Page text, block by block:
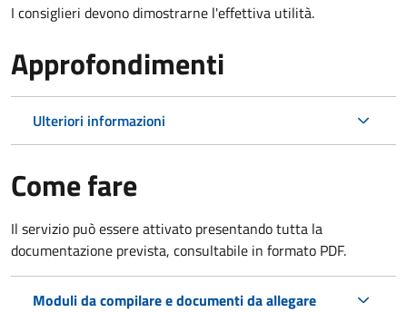
I consiglieri devono dimostrarne l'effettiva utilità.
Approfondimenti
Ulteriori informazioni
Come fare
Il servizio può essere attivato presentando tutta la
documentazione prevista, consultabile in formato PDF.
Moduli da compilare e documenti da allegare